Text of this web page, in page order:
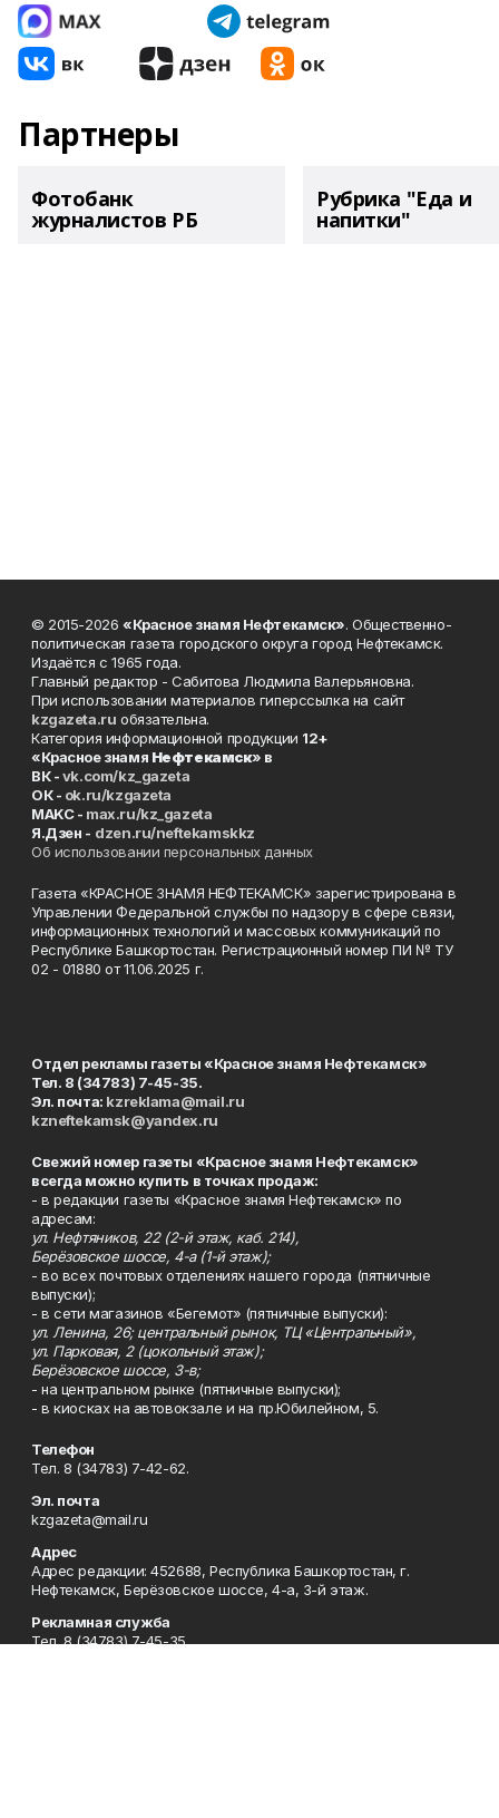
Партнеры
Фотобанк
журналистов РБ
Рубрика "Еда и
напитки"
© 2015-2026 «Красное знамя Нефтекамск». Общественно-
политическая газета городского округа город Нефтекамск.
Издаётся с 1965 года.
Главный редактор - Сабитова Людмила Валерьяновна.
При использовании материалов гиперссылка на сайт
kzgazeta.ru обязательна.
Категория информационной продукции 12+
«Красное знамя Нефтекамск» в
ВК -vk.com/kz_gazeta
ОК - ok.ru/kzgazeta
MAKC - max.ru/kz_gazeta
Я.Дзен - dzen.ru/neftekamskkz
Об использовании персональных данных
Газета «КРАСНОЕ ЗНАМЯ НЕФТЕКАМСК» зарегистрирована в
Управлении Федеральной службы по надзору в сфере связи,
информационных технологий и массовых коммуникаций по
Республике Башкортостан. Регистрационный номер ПИ № ТУ
02 - 01880 от 11.06.2025 г.
Отдел рекламы газеты «Красное знамя Нефтекамск»
Тел. 8 (34783) 7-45-35.
Эл. почта: kzreklama@mail.ru
kzneftekamsk@yandex.ru
Свежий номер газеты «Красное знамя Нефтекамск»
всегда можно купить в точках продаж:
- в редакции газеты «Красное знамя Нефтекамск» по
адресам:
ул. Нефтяников, 22 (2-й этаж, каб. 214),
Берёзовское шоссе, 4-а (1-й этаж);
- во всех почтовых отделениях нашего города (пятничные
выпуски);
- в сети магазинов «Бегемот» (пятничные выпуски):
ул. Ленина, 26; центральный рынок, ТЦ «Центральный»,
ул. Парковая, 2 (цокольный этаж);
Берёзовское шоссе, 3-в;
- на центральном рынке (пятничные выпуски);
- в киосках на автовокзале и на пр.Юбилейном, 5.
Телефон
Тел. 8 (34783) 7-42-62.
Эл. почта
kzgazeta@mail.ru
Адрес
Адрес редакции: 452688, Республика Башкортостан, г.
Нефтекамск, Берёзовское шоссе, 4-а, 3-й этаж.
Рекламная служба
Тел. 8 (34783) 7-45-35.